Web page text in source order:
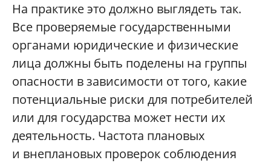
На практике это должно выглядеть так.
Все проверяемые государственными
органами юридические и физические
лица должны быть поделены на группы
опасности в зависимости от того, какие
потенциальные риски для потребителей
или для государства может нести их
деятельность. Частота плановых
и внеплановых проверок соблюдения